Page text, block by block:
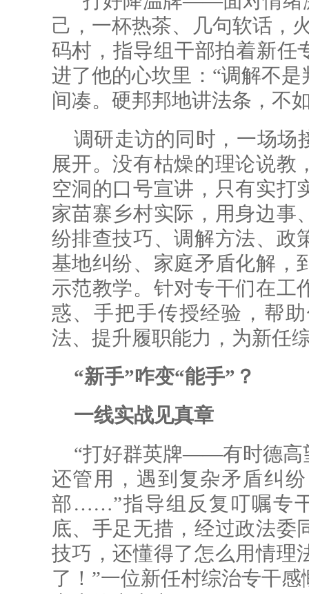
己，一杯热茶、几句软话
码村，指导组干部拍着新任
进了他的心坎里：“调解不
间凑。硬邦邦地讲法条，不
调研走访的同时，一场场
展开。没有枯燥的理论说教
空洞的口号宣讲，只有实打
家苗寨乡村实际，用身边事
纷排查技巧、调解方法、政
基地纠纷、家庭矛盾化解，
示范教学。针对专干们在工
惑、手把手传授经验，帮
法、提升履职能力，为新任
“新手”咋变“能手”？
一线实战见真章
“打好群英牌——有时德高
还管用，遇到复杂矛盾纠
部……”指导组反复叮嘱专
底、手足无措，经过政法委
技巧，还懂得了怎么用情理
了！”一位新任村综治专干